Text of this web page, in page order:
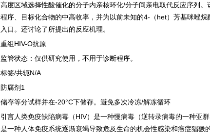
高度区域选择性酸催化的分子内亲核环化/分子间亲电取代反应序列
程序、目标化合物的中高收率，并为以前未知的4- （het）芳基咪唑烷
入口。还讨论了所提出的反应机理。
重组HIV-O抗原
监管状态：仅供研究使用，不用于诊断程序。
标签/共轭N/A
防腐剂 1
储存等分试样并在-20°C下储存。避免多次冷冻/解冻循环
引言人类免疫缺陷病毒（HIV）是一种慢病毒（逆转录病毒的一种亚
是一种人体免疫系统逐渐衰竭导致危及生命的机会性感染和癌症猖獗